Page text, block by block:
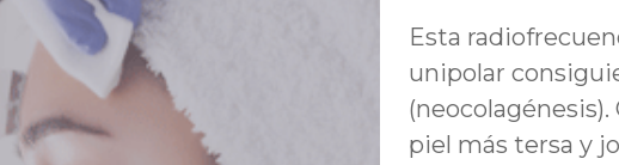
Esta
unipolar
piel más tersa y